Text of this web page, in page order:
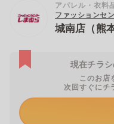
アパレル・衣料
ファッションセ
城南店（熊
現在チラシ
このお店
次回すぐにチ